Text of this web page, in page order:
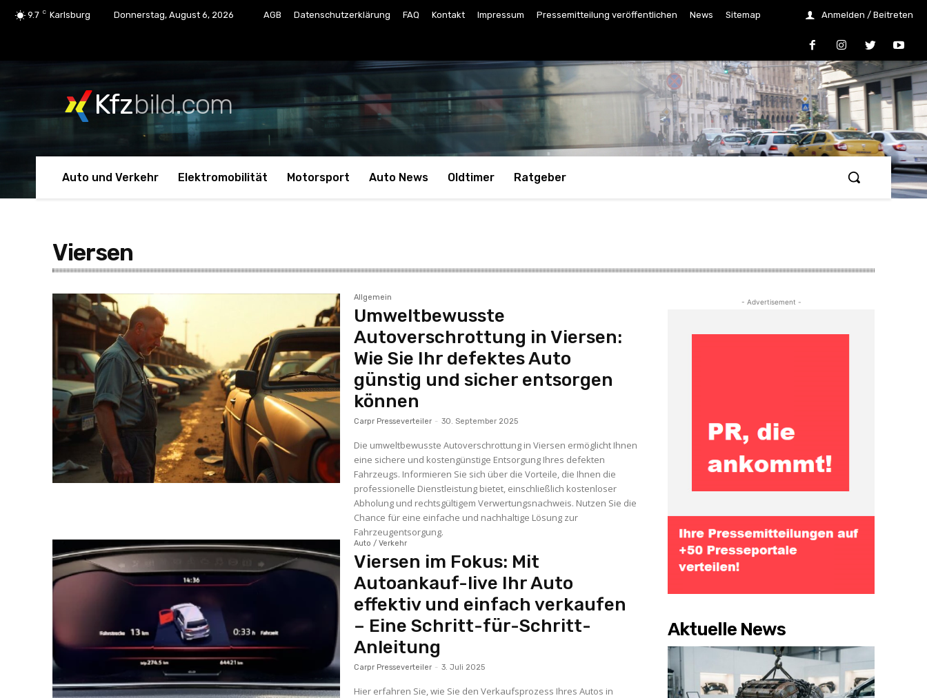
9.7 C Karlsburg Donnerstag, August 6, 2026 AGB Datenschutzerklärung FAQ Kontakt Impressum Pressemitteilung veröffentlichen News Sitemap Anmelden / Beitreten
Kfzbild.com
Auto und Verkehr Elektromobilität Motorsport Auto News Oldtimer Ratgeber
Viersen
Allgemein
Umweltbewusste
Autoverschrottung in Viersen:
Wie Sie Ihr defektes Auto
günstig und sicher entsorgen
können
Carpr Presseverteiler - 30. September 2025
Die umweltbewusste Autoverschrottung in Viersen ermöglicht Ihnen
eine sichere und kostengünstige Entsorgung Ihres defekten
Fahrzeugs. Informieren Sie sich über die Vorteile, die Ihnen die
professionelle Dienstleistung bietet, einschließlich kostenloser
Abholung und rechtsgültigem Verwertungsnachweis. Nutzen Sie die
Chance für eine einfache und nachhaltige Lösung zur
Fahrzeugentsorgung.
Auto / Verkehr
Viersen im Fokus: Mit
Autoankauf-live Ihr Auto
effektiv und einfach verkaufen
– Eine Schritt-für-Schritt-
Anleitung
Carpr Presseverteiler - 3. Juli 2025
Hier erfahren Sie, wie Sie den Verkaufsprozess Ihres Autos in
- Advertisement -
Aktuelle News